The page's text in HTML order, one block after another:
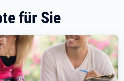
für Sie